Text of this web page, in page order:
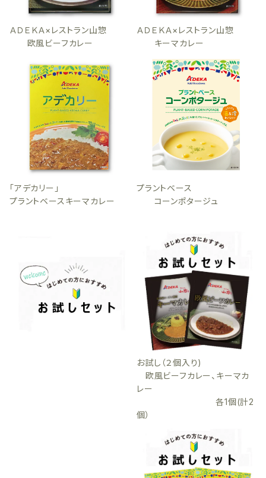
ＡＤＥＫＡ×レストラン山惣
欧風ビーフカレー
ＡＤＥＫＡ×レストラン山惣
キーマカレー
「アデカリー」
プラントベースキーマカレー
プラントベース
コーンポタージュ
お試し（２個入り)
欧風ビーフカレー、キーマカ
レー
各1個(計2
個）